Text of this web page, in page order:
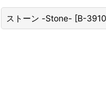
ストーン -Stone- [B-